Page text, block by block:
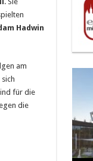
Hadwin
am
für die
die
The